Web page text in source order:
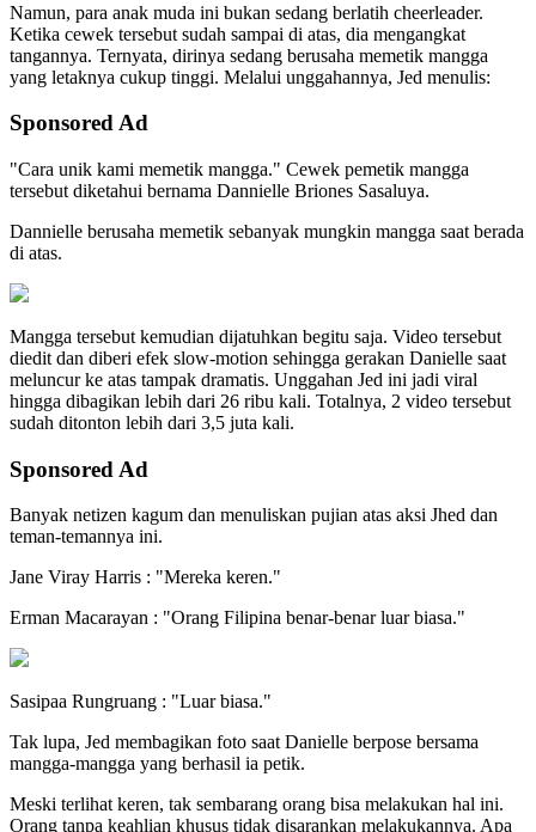
Namun, para anak muda ini bukan sedang berlatih cheerleader.
Ketika cewek tersebut sudah sampai di atas, dia mengangkat
tangannya. Ternyata, dirinya sedang berusaha memetik mangga
yang letaknya cukup tinggi. Melalui unggahannya, Jed menulis:
Sponsored Ad
"Cara unik kami memetik mangga." Cewek pemetik mangga
tersebut diketahui bernama Dannielle Briones Sasaluya.
Dannielle berusaha memetik sebanyak mungkin mangga saat berada
di atas.
Mangga tersebut kemudian dijatuhkan begitu saja. Video tersebut
diedit dan diberi efek slow-motion sehingga gerakan Danielle saat
meluncur ke atas tampak dramatis. Unggahan Jed ini jadi viral
hingga dibagikan lebih dari 26 ribu kali. Totalnya, 2 video tersebut
sudah ditonton lebih dari 3,5 juta kali.
Sponsored Ad
Banyak netizen kagum dan menuliskan pujian atas aksi Jhed dan
teman-temannya ini.
Jane Viray Harris : "Mereka keren."
Erman Macarayan : "Orang Filipina benar-benar luar biasa."
Sasipaa Rungruang : "Luar biasa."
Tak lupa, Jed membagikan foto saat Danielle berpose bersama
mangga-mangga yang berhasil ia petik.
Meski terlihat keren, tak sembarang orang bisa melakukan hal ini.
Orang tanpa keahlian khusus tidak disarankan melakukannya. Apa